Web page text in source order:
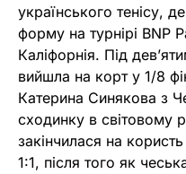
українського тенісу,
форму на турнірі BNP
Каліфорнія. Під
вийшла на корт у 1/8
Катерина Синякова з
сходинку в світовому
закінчилася на
1:1, після того як